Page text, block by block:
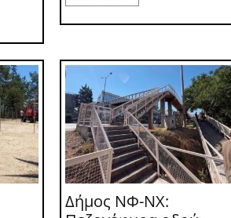
Δήμος ΝΦ-ΝΧ: